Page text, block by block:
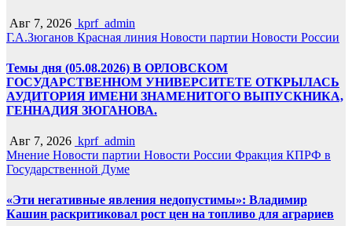
Авг 7, 2026 kprf_admin
Г.А.Зюганов Красная линия Новости партии Новости России
Темы дня (05.08.2026) В ОРЛОВСКОМ
ГОСУДАРСТВЕННОМ УНИВЕРСИТЕТЕ ОТКРЫЛАСЬ
АУДИТОРИЯ ИМЕНИ ЗНАМЕНИТОГО ВЫПУСКНИКА,
ГЕННАДИЯ ЗЮГАНОВА.
Авг 7, 2026 kprf_admin
Мнение Новости партии Новости России Фракция КПРФ в
Государственной Думе
«Эти негативные явления недопустимы»: Владимир
Кашин раскритиковал рост цен на топливо для аграриев